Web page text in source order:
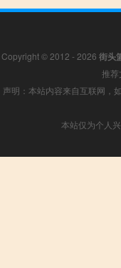
Copyright © 2012 - 2026 街头
推荐
声明：本站内容来自互联网，
本站仅为个人